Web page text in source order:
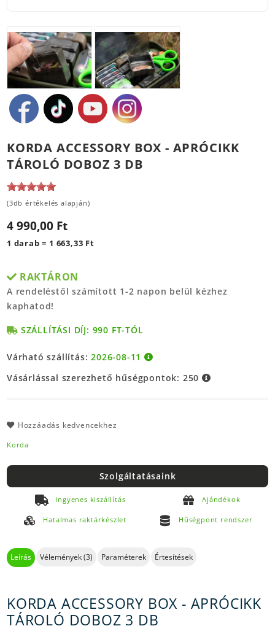
KORDA ACCESSORY BOX - APRÓCIKK
TÁROLÓ DOBOZ 3 DB
(3db értékelés alapján)
4 990,00 Ft
1 darab = 1 663,33 Ft
RAKTÁRON
A rendeléstől számított 1-2 napon belül kézhez
kaphatod!
SZÁLLÍTÁSI DÍJ: 990 FT-TÓL
Várható szállítás:2026-08-11
Vásárlással szerezhető hűségpontok: 250
Hozzáadás kedvencekhez
Korda
Szolgáltatásaink
Ingyenes kiszállítás Ajándékok
Hatalmas raktárkészlet Hűségpont rendszer
Leírás Vélemények (3) Paraméterek Értesítések
KORDA ACCESSORY BOX - APRÓCIKK
TÁROLÓ DOBOZ 3 DB